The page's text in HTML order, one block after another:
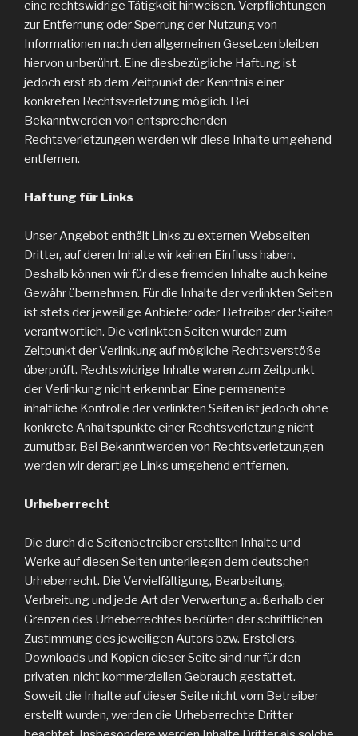
eine rechtswidrige Tätigkeit hinweisen. Verpflichtungen
zur Entfernung oder Sperrung der Nutzung von
Informationen nach den allgemeinen Gesetzen bleiben
hiervon unberührt. Eine diesbezügliche Haftung ist
jedoch erst ab dem Zeitpunkt der Kenntnis einer
konkreten Rechtsverletzung möglich. Bei
Bekanntwerden von entsprechenden
Rechtsverletzungen werden wir diese Inhalte umgehend
entfernen.
Haftung für Links
Unser Angebot enthält Links zu externen Webseiten
Dritter, auf deren Inhalte wir keinen Einfluss haben.
Deshalb können wir für diese fremden Inhalte auch keine
Gewähr übernehmen. Für die Inhalte der verlinkten Seiten
ist stets der jeweilige Anbieter oder Betreiber der Seiten
verantwortlich. Die verlinkten Seiten wurden zum
Zeitpunkt der Verlinkung auf mögliche Rechtsverstöße
überprüft. Rechtswidrige Inhalte waren zum Zeitpunkt
der Verlinkung nicht erkennbar. Eine permanente
inhaltliche Kontrolle der verlinkten Seiten ist jedoch ohne
konkrete Anhaltspunkte einer Rechtsverletzung nicht
zumutbar. Bei Bekanntwerden von Rechtsverletzungen
werden wir derartige Links umgehend entfernen.
Urheberrecht
Die durch die Seitenbetreiber erstellten Inhalte und
Werke auf diesen Seiten unterliegen dem deutschen
Urheberrecht. Die Vervielfältigung, Bearbeitung,
Verbreitung und jede Art der Verwertung außerhalb der
Grenzen des Urheberrechtes bedürfen der schriftlichen
Zustimmung des jeweiligen Autors bzw. Erstellers.
Downloads und Kopien dieser Seite sind nur für den
privaten, nicht kommerziellen Gebrauch gestattet.
Soweit die Inhalte auf dieser Seite nicht vom Betreiber
erstellt wurden, werden die Urheberrechte Dritter